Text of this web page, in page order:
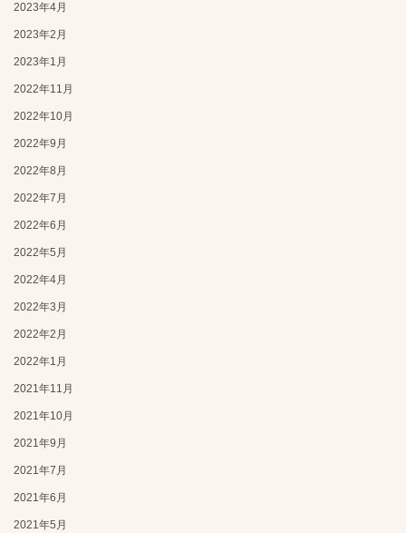
2023年4月
2023年2月
2023年1月
2022年11月
2022年10月
2022年9月
2022年8月
2022年7月
2022年6月
2022年5月
2022年4月
2022年3月
2022年2月
2022年1月
2021年11月
2021年10月
2021年9月
2021年7月
2021年6月
2021年5月